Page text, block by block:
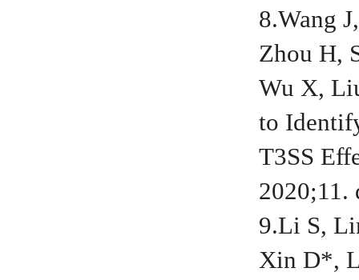
8.Wang
Zhou H,
Wu X,
to
T3SS
2020;11.
9.Li S,
Xin D*,